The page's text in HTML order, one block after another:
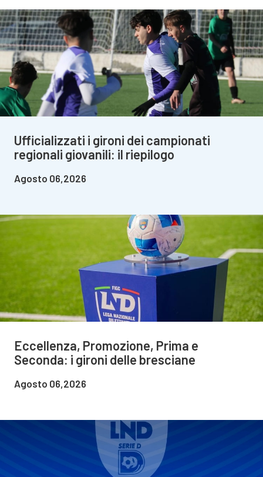
Ufficializzati i gironi dei campionati
regionali giovanili: il riepilogo
Agosto 06,2026
Eccellenza, Promozione, Prima e
Seconda: i gironi delle bresciane
Agosto 06,2026